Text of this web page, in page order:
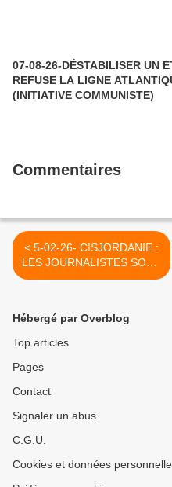
07-08-26-DÉSTABILISER UN
REFUSE LA LIGNE
(INITIATIVE COMMUNISTE)
Commentaires
< 5-02-26- CISJORDANIE :
LES JOURNALISTES SONT
AUSSI AVEUGLES QU’À
Hébergé par Overblog
Top articles
Pages
Contact
Signaler un abus
C.G.U.
Cookies et données